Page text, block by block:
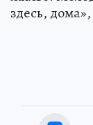
здесь,